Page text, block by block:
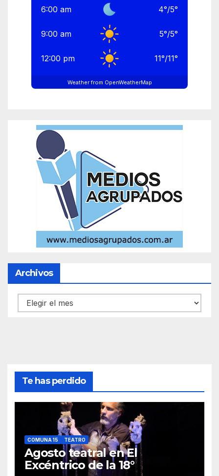
6:00 am 4°/5°
9:00 am 5°/5°
12:00 pm 11°/11°
Weather from OpenWeatherMap
Archivos
Archivos
Te has perdido
COMUNA 15 TEATRO
Agosto teatral en El
Excéntrico de la 18°